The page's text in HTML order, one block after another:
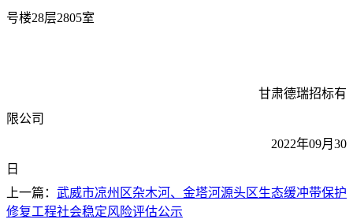
号楼28层2805室
甘肃德瑞招标有
限公司
2022年09月30
日
上一篇： 武威市凉州区杂木河、金塔河源头区生态缓冲带保护
修复工程社会稳定风险评估公示